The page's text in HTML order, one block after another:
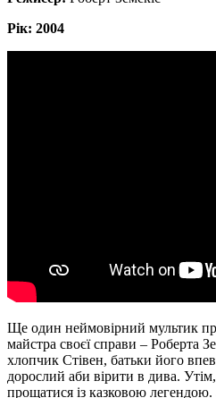
Рік: 2004
Ще один неймовірний мультик
майстра своєї справи – Роберта
хлопчик Стівен, батьки його
дорослий аби вірити в дива.
прощатися із казковою легендою.